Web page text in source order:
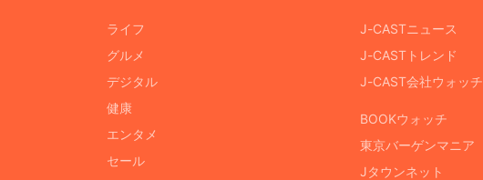
ライフ
グルメ
デジタル
健康
エンタメ
セール
J-CASTニュース
J-CASTトレンド
J-CAST会社ウォッチ
BOOKウォッチ
東京バーゲンマニア
Jタウンネット